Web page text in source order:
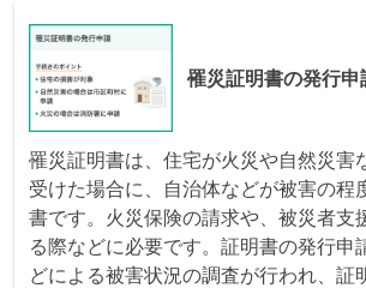
罹災証明書の発行申
罹災証明書は、住宅が火災や自然災害
受けた場合に、自治体などが被害の程
書です。火災保険の請求や、被災者支
る際などに必要です。証明書の発行申
どによる被害状況の調査が行われ、証